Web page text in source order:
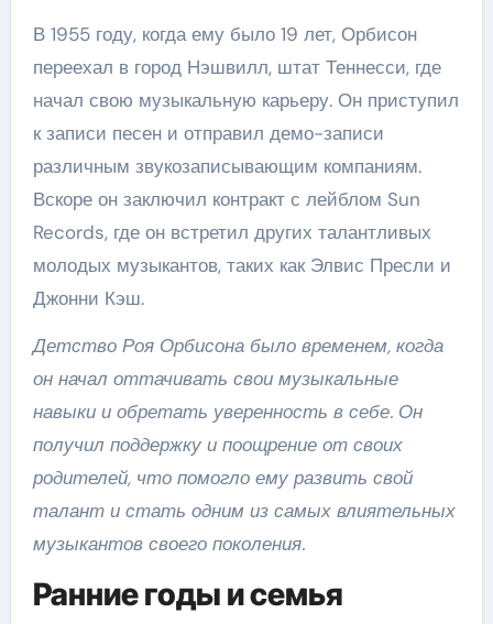
В 1955 году, когда ему было 19 лет, Орбисон
переехал в город Нэшвилл, штат Теннесси, где
начал свою музыкальную карьеру. Он приступил
к записи песен и отправил демо-записи
различным звукозаписывающим компаниям.
Вскоре он заключил контракт с лейблом Sun
Records, где он встретил других талантливых
молодых музыкантов, таких как Элвис Пресли и
Джонни Кэш.
Детство Роя Орбисона было временем, когда
он начал оттачивать свои музыкальные
навыки и обретать уверенность в себе. Он
получил поддержку и поощрение от своих
родителей, что помогло ему развить свой
талант и стать одним из самых влиятельных
музыкантов своего поколения.
Ранние годы и семья